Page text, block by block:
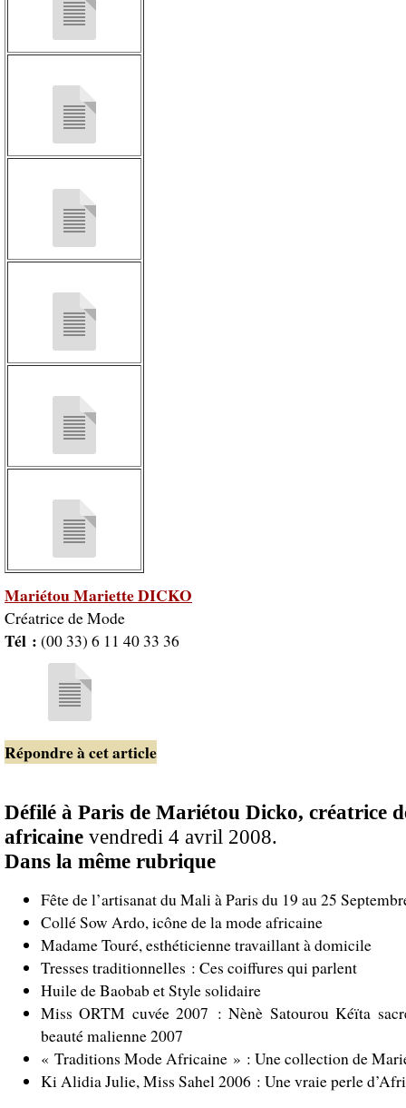
Mariétou Mariette DICKO
Créatrice de Mode
Tél : (00 33) 6 11 40 33 36
Répondre à cet article
Défilé à Paris de Mariétou Dicko, créatrice
africaine vendredi 4 avril 2008.
Dans la même rubrique
Fête de l’artisanat du Mali à Paris du 19 au 25
Collé Sow Ardo, icône de la mode africaine
Madame Touré, esthéticienne travaillant à domicile
Tresses traditionnelles : Ces coiffures qui parlent
Huile de Baobab et Style solidaire
Miss ORTM cuvée 2007 : Nènè Satourou Kéïta
beauté malienne 2007
« Traditions Mode Africaine » : Une collection de
Ki Alidia Julie, Miss Sahel 2006 : Une vraie perle